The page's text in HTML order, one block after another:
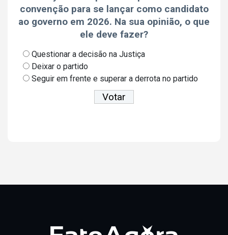
convenção para se lançar como candidato
ao governo em 2026. Na sua opinião, o que
ele deve fazer?
Questionar a decisão na Justiça
Deixar o partido
Seguir em frente e superar a derrota no partido